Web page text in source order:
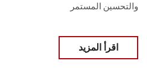
والتحسين المستمر
اقرأ المزيد